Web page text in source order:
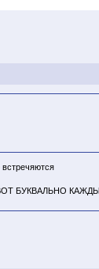
встречяются
БУКВАЛЬНО